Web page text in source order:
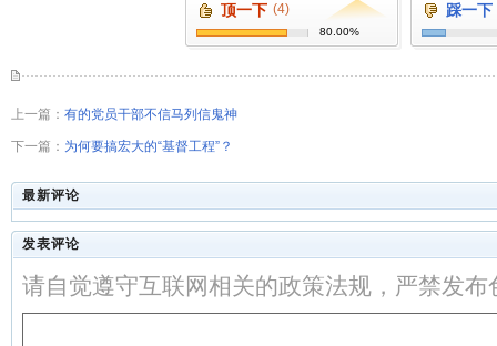
顶一下 (4)
80.00%
踩一下
上一篇： 有的党员干部不信马列信鬼神
下一篇： 为何要搞宏大的“基督工程”？
最新评论
发表评论
请自觉遵守互联网相关的政策法规，严禁发